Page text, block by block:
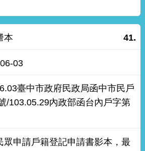
41.
本
03
臺中市政府民政局函中市民戶
/103.05.29內政部函台內戶字第
眾申請戶籍登記申請書影本，最